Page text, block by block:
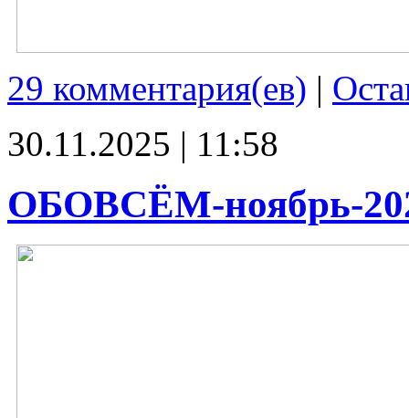
29 комментария(ев) |
30.11.2025 | 11:58
ОБОВСЁМ-ноябрь-